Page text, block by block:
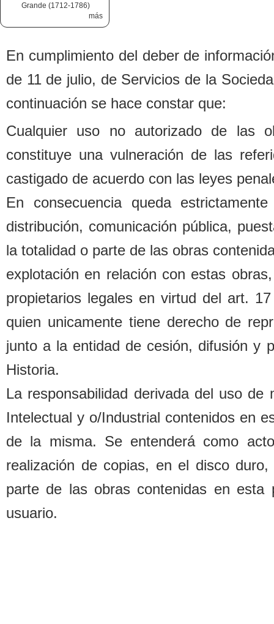
Grande (1712-1786)
más
En cumplimiento del deber de
de 11 de julio, de Servicios de la
continuación se hace constar que:
Cualquier uso no autorizado de las o
constituye una vulneración de las
castigado de acuerdo con las leyes
En consecuencia queda
distribución, comunicación pública,
la totalidad o parte de las obras
explotación en relación con estas ob
propietarios legales en virtud del art.
quien unicamente tiene derecho de
junto a la entidad de cesión, difusión y
Historia.
La responsabilidad derivada del uso de
Intelectual y o/Industrial contenidos en
de la misma. Se entenderá como
realización de copias, en el disco
parte de las obras contenidas en esta
usuario.